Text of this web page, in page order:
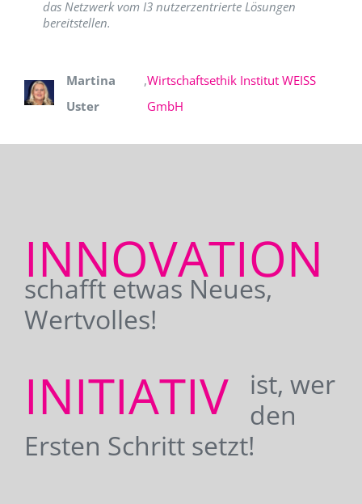
das Netzwerk vom I3 nutzerzentrierte Lösungen
bereitstellen.
Martina
Uster
,Wirtschaftsethik Institut WEISS
GmbH
INNOVATION
schafft etwas Neues,
Wertvolles!
INITIATIV
ist, wer
den
Ersten Schritt setzt!